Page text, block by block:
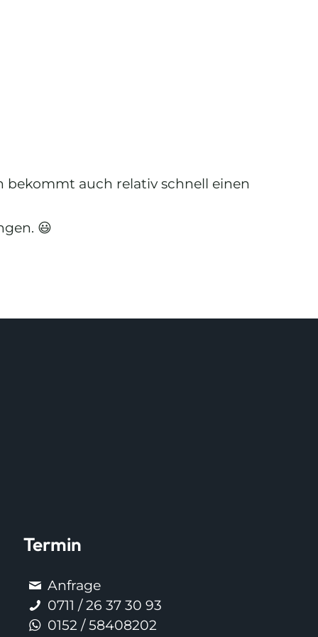
bekommt auch relativ schnell einen
😃
Termin
Anfrage
0711 / 26 37 30 93
0152 / 58408202